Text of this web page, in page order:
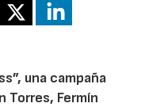
una campaña
Torres, Fermín